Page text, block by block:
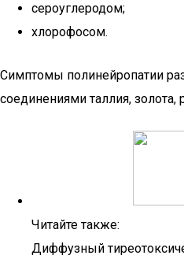
сероуглеродом;
хлорофосом.
Симптомы полинейропатии
соединениями таллия, золота,
Читайте также:
Диффузный